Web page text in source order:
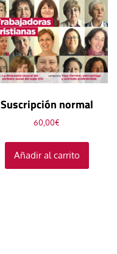
Suscripción normal
60,00€
Añadir al carrito